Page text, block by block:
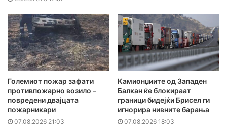
Големиот пожар зафати
противпожарно возило –
повредени двајцата
пожарникари
07.08.2026 21:03
Камионџиите од Западен
Балкан ќе блокираат
граници бидејќи Брисел ги
игнорира нивните барања
07.08.2026 18:03